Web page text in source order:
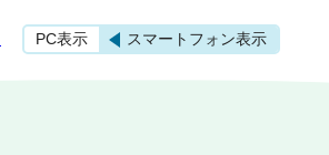
PC表示 スマートフォン表示